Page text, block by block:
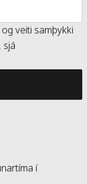
veiti samþykki
sjá
í